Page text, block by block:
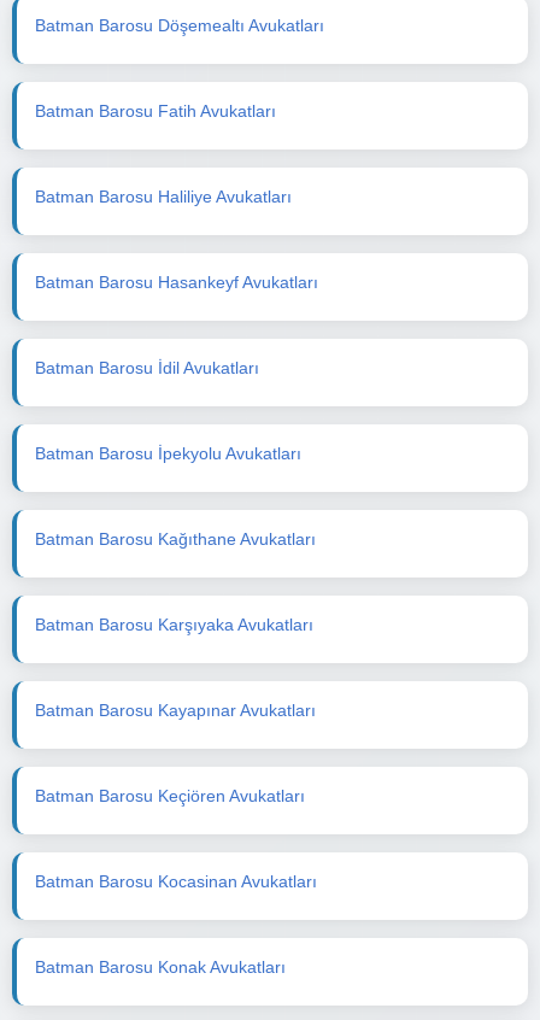
Batman Barosu Döşemealtı Avukatları
Batman Barosu Fatih Avukatları
Batman Barosu Haliliye Avukatları
Batman Barosu Hasankeyf Avukatları
Batman Barosu İdil Avukatları
Batman Barosu İpekyolu Avukatları
Batman Barosu Kağıthane Avukatları
Batman Barosu Karşıyaka Avukatları
Batman Barosu Kayapınar Avukatları
Batman Barosu Keçiören Avukatları
Batman Barosu Kocasinan Avukatları
Batman Barosu Konak Avukatları